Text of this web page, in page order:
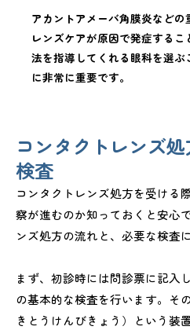
アカントアメーバ角膜炎など
レンズケアが原因で発症する
法を指導してくれる眼科を選
に非常に重要です。
コンタクトレンズ
検査
コンタクトレンズ処方を受ける
察が進むのか知っておくと安心
ンズ処方の流れと、必要な検査
まず、初診時には問診票に記入
の基本的な検査を行います。そ
きとうけんびきょう）という装